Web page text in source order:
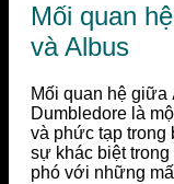
Mối quan
và Albus
Mối quan hệ giữa
Dumbledore là
và phức tạp trong
sự khác biệt
phó với những